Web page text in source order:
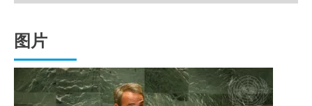
seconds
图片